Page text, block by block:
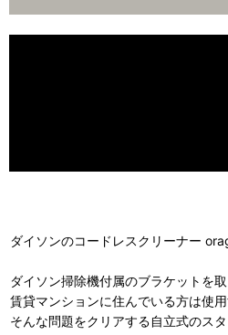
ダイソンのコードレスクリーナー
ダイソン掃除機付属のブラケットを
賃貸マンションに住んでいる方は使
そんな問題をクリアする自立式のスタ